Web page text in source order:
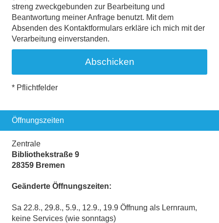
streng zweckgebunden zur Bearbeitung und
Beantwortung meiner Anfrage benutzt. Mit dem
Absenden des Kontaktformulars erkläre ich mich mit der
Verarbeitung einverstanden.
* Pflichtfelder
Öffnungszeiten
Zentrale
Bibliothekstraße 9
28359 Bremen
Geänderte Öffnungszeiten:
Sa 22.8., 29.8., 5.9., 12.9., 19.9 Öffnung als Lernraum,
keine Services (wie sonntags)